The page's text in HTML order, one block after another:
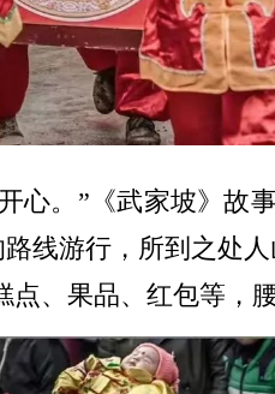
心。”《武家坡》故
线游行，所到之处
、果品、红包等，